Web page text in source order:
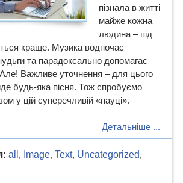
пізнала в житті
майже кожна
людина – під
краще. Музика водночас
та парадоксально допомагає
Важливе уточнення – для цього
будь-яка пісня. Тож спробуємо
у цій суперечливій «науці».
Детальніше ...
all, Image, Text, Uncategorized,